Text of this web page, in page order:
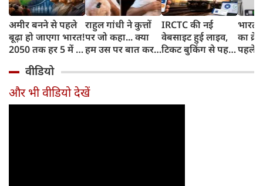
अमीर बनने से पहले
बूढ़ा हो जाएगा भारत!
2050 तक हर 5 में 1
साल से ज्यादा उम्र का
राहुल गांधी ने कुत्तों
पर जो कहा... क्या
हम उस पर बात कर
IRCTC की नई
वेबसाइट हुई लाइव,
टिकट बुकिंग से पहले
काम, जानें पूरा
भारत
का
पहले
और
वीडियो
और भी वीडियो देखें